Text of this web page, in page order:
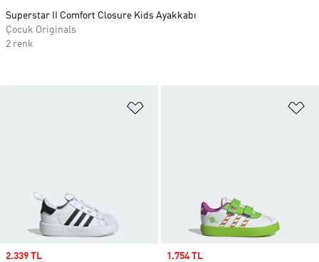
Sale price
2.339 TL Sale price
1.754 TL
Superstar II Comfort Closure Kids Ayakkabı
Çocuk Originals
2 renk